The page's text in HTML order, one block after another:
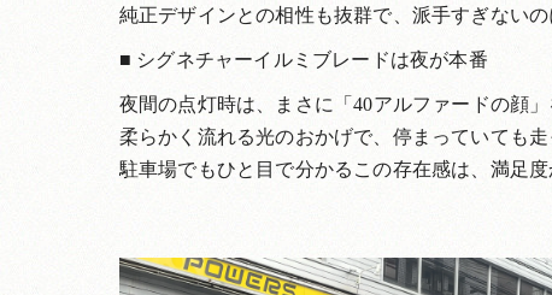
純正デザインとの相性も抜群で、派手すぎない
■ シグネチャーイルミブレードは夜が本番
夜間の点灯時は、まさに「40アルファードの顔」
柔らかく流れる光のおかげで、停まっていても
駐車場でもひと目で分かるこの存在感は、満足度